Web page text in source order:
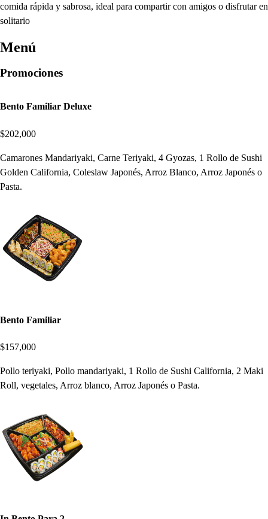
comida rápida y sabrosa, ideal para compartir con amigos o disfrutar en
solitario
Menú
Promociones
Bento Familiar Deluxe
$202,000
Camarones Mandariyaki, Carne Teriyaki, 4 Gyozas, 1 Rollo de Sushi
Golden California, Coleslaw Japonés, Arroz Blanco, Arroz Japonés o
Pasta.
Bento Familiar
$157,000
Pollo teriyaki, Pollo mandariyaki, 1 Rollo de Sushi California, 2 Maki
Roll, vegetales, Arroz blanco, Arroz Japonés o Pasta.